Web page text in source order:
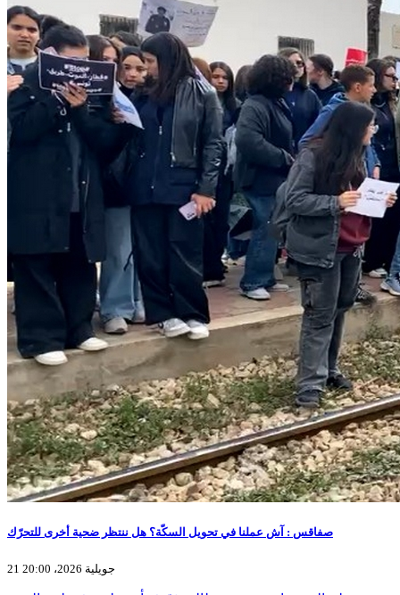
صفاقس : آش عملنا في تحويل السكّة؟ هل ننتظر ضحية أخرى للتحرّك
21 جويلية 2026، 20:00